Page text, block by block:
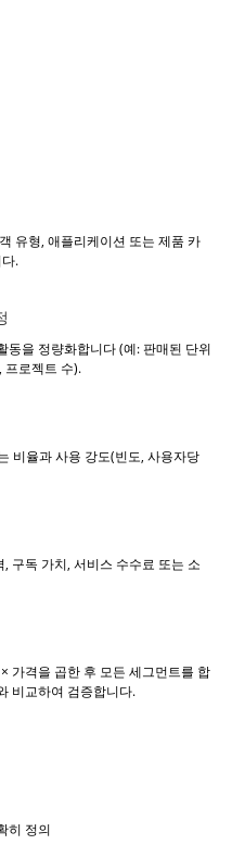
유형, 애플리케이션 또는 제품 카
.
동을 정량화합니다 (예: 판매된 단위
프로젝트 수).
비율과 사용 강도(빈도, 사용자당
구독 가치, 서비스 수수료 또는 소
가격을 곱한 후 모든 세그먼트를 합
비교하여 검증합니다.
히 정의